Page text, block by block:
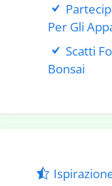
Per Gli
Scatti
Bonsai